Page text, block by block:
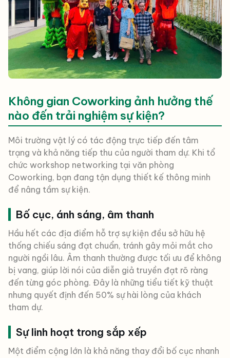
Không gian Coworking ảnh hưởng thế
nào đến trải nghiệm sự kiện?
Môi trường vật lý có tác động trực tiếp đến tâm
trạng và khả năng tiếp thu của người tham dự. Khi tổ
chức workshop networking tại văn phòng
Coworking, bạn đang tận dụng thiết kế thông minh
để nâng tầm sự kiện.
Bố cục, ánh sáng, âm thanh
Hầu hết các địa điểm hỗ trợ sự kiện đều sở hữu hệ
thống chiếu sáng đạt chuẩn, tránh gây mỏi mắt cho
người ngồi lâu. Âm thanh thường được tối ưu để không
bị vang, giúp lời nói của diễn giả truyền đạt rõ ràng
đến từng góc phòng. Đây là những tiểu tiết kỹ thuật
nhưng quyết định đến 50% sự hài lòng của khách
tham dự.
Sự linh hoạt trong sắp xếp
Một điểm cộng lớn là khả năng thay đổi bố cục nhanh